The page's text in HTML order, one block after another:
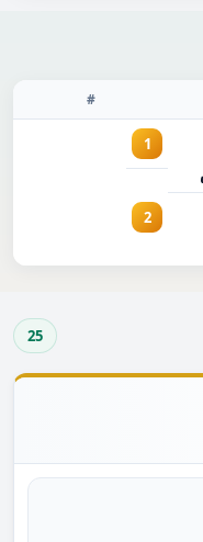
#
1
2
25